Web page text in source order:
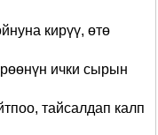
кирүү, өтө
ички сырын
тайсалдап калп